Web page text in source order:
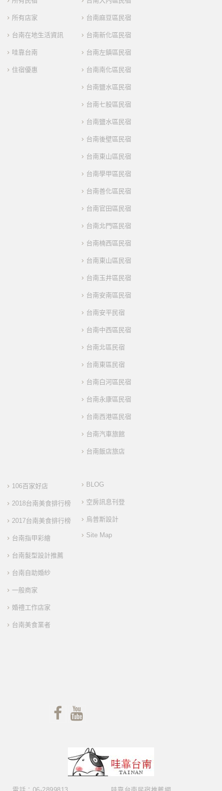
所有店家
台南在地生活資訊
哇靠台南
住宿優惠
台南麻豆區民宿
台南新化區民宿
台南左鎮區民宿
台南南化區民宿
台南鹽水區民宿
台南七股區民宿
台南鹽水區民宿
台南後壁區民宿
台南東山區民宿
台南學甲區民宿
台南善化區民宿
台南官田區民宿
台南北門區民宿
台南楠西區民宿
台南東山區民宿
台南玉井區民宿
台南安南區民宿
台南安平民宿
台南中西區民宿
台南北區民宿
台南東區民宿
台南白河區民宿
台南永康區民宿
台南西港區民宿
台南汽車旅館
台南飯店旅店
106百家好店
2018台南美食排行榜
2017台南美食排行榜
台南指甲彩繪
台南髮型設計推薦
台南自助婚紗
一般商家
婚禮工作店家
台南美食業者
BLOG
空房訊息刊登
烏普斯設計
Site Map